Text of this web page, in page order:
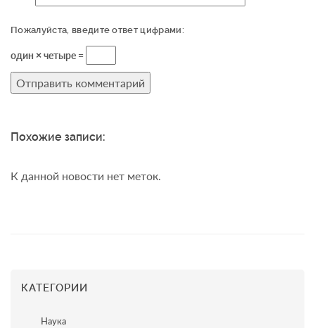
Пожалуйста, введите ответ цифрами:
один × четыре =
Похожие записи:
К данной новости нет меток.
КАТЕГОРИИ
Наука